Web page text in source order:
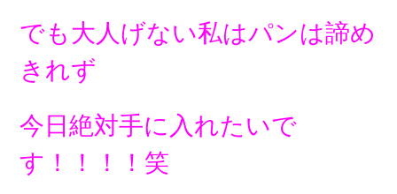
でも大人げない私はパンは諦め
きれず
今日絶対手に入れたいで
す！！！！笑